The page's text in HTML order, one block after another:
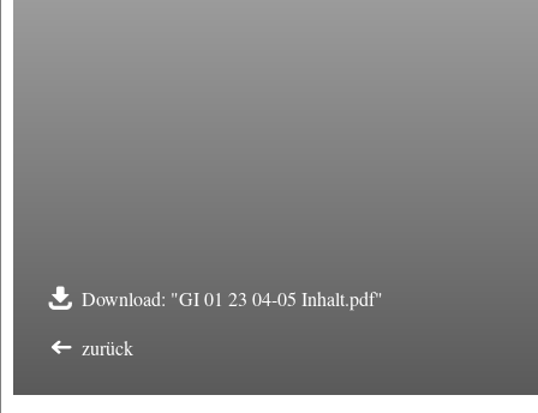
Download: "GI 01 23 04-05 Inhalt.pdf"
zurück